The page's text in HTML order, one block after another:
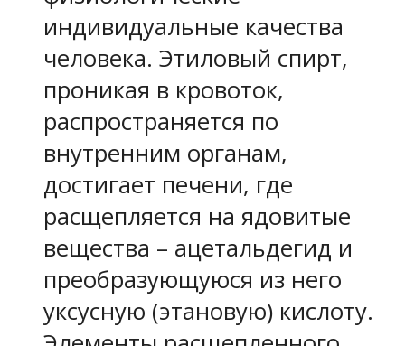
индивидуальные качества
человека. Этиловый спирт,
проникая в кровоток,
распространяется по
внутренним органам,
достигает печени, где
расщепляется на ядовитые
вещества – ацетальдегид и
преобразующуюся из него
уксусную (этановую) кислоту.